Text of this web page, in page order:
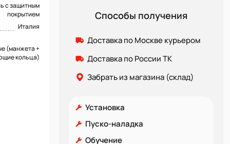
с защитным
покрытием
Италия
(манжета +
кольца)
Способы получения
Доставка по Москве курьером
Доставка по России ТК
Забрать из магазина (склад)
Установка
Пуско-наладка
Обучение